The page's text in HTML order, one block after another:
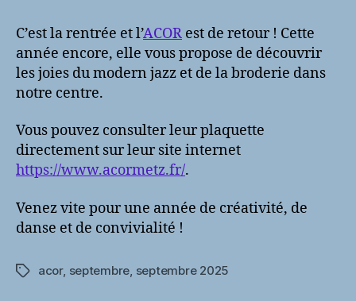
C’est la rentrée et l’ACOR est de retour ! Cette
année encore, elle vous propose de découvrir
les joies du modern jazz et de la broderie dans
notre centre.
Vous pouvez consulter leur plaquette
directement sur leur site internet
https://www.acormetz.fr/.
Venez vite pour une année de créativité, de
danse et de convivialité !
Étiquettes
acor, septembre, septembre 2025